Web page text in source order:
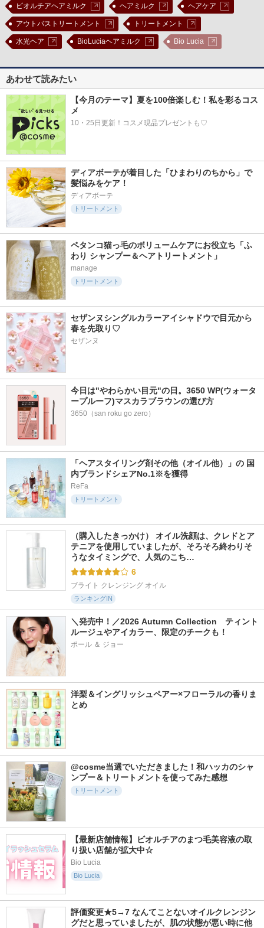
ビオルチアヘアミルク ヘアミルク ヘアケア
アウトバストリートメント トリートメント
水光ヘア BioLuciaヘアミルク Bio Lucia
あわせて読みたい
【今月のテーマ】夏を100倍楽しむ！私を彩るコス
メ
10・25日更新！コスメ現品プレゼントも♡
ディアボーテが着目した「ひまわりのちから」で
髪悩みをケア！
ディアボーテ
トリートメント
ペタンコ猫っ毛のボリュームケアにお役立ち「ふ
わり シャンプー＆ヘアトリートメント」
manage
トリートメント
セザンヌシングルカラーアイシャドウで目元から
春を先取り♡
セザンヌ
今日は"やわらかい目元"の日。3650 WP(ウォータ
ープルーフ)マスカラブラウンの選び方
3650（san roku go zero）
「ヘアスタイリング剤その他（オイル他）」の 国
内ブランドシェアNo.1※を獲得
ReFa
トリートメント
（購入したきっかけ） オイル洗顔は、クレドとア
テニアを使用していましたが、そろそろ終わりそ
うなタイミングで、人気のこち…
6
ブライト クレンジング オイル
ランキングIN
＼発売中！／2026 Autumn Collection　ティント
ルージュやアイカラー、限定のチークも！
ポール ＆ ジョー
洋梨＆イングリッシュペアー×フローラルの香りま
とめ
@cosme当選でいただきました！和ハッカのシャ
ンプー＆トリートメントを使ってみた感想
トリートメント
【最新店舗情報】ビオルチアのまつ毛美容液の取
り扱い店舗が拡大中☆
Bio Lucia
Bio Lucia
評価変更★5→7 なんてことないオイルクレンジン
グだと思っていましたが、肌の状態が悪い時に他